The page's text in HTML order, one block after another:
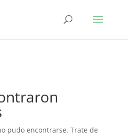
pudo encontrarse. Trate de